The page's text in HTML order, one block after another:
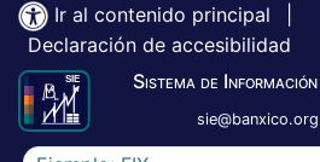
Ir al contenido principal
Declaración de accesibilidad
Sistema de